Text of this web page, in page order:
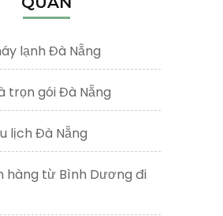
lạnh Đà Nẵng
trọn gói Đà Nẵng
lịch Đà Nẵng
hàng từ Bình Dương đi